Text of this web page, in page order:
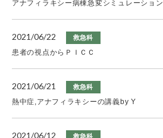
アナフィラキシー病棟急変シミュレーション
2021/06/22 救急科
患者の視点からＰＩＣＣ
2021/06/21 救急科
熱中症,アナフィラキシーの講義by Y
2021/06/12 救急科